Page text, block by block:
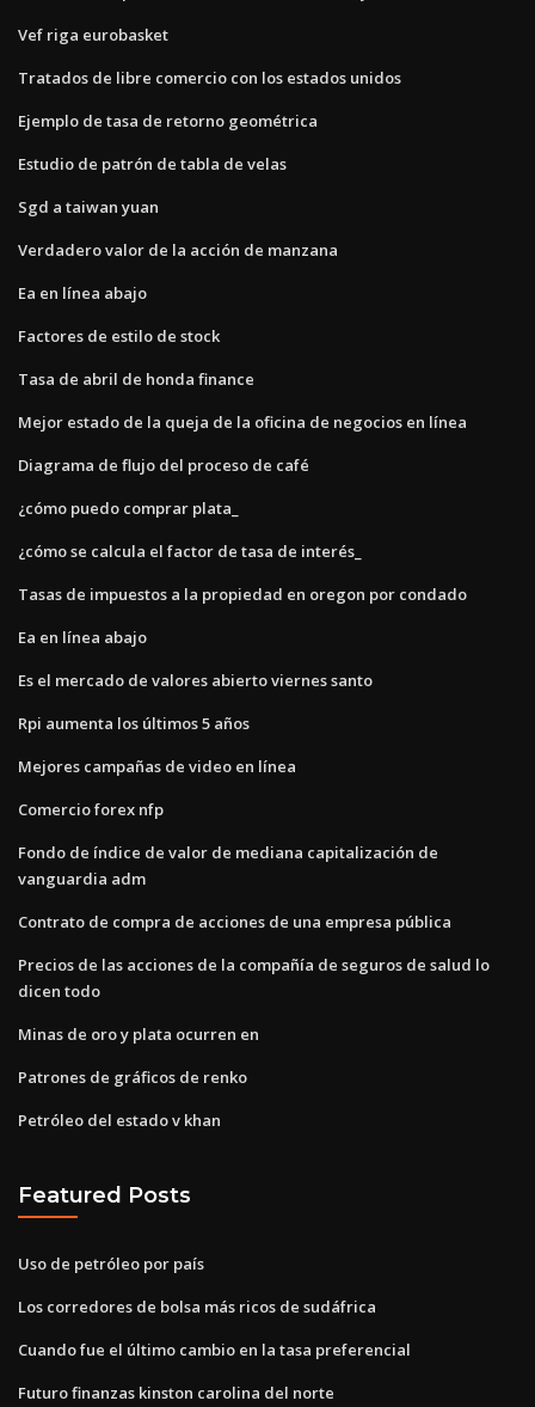
Vef riga eurobasket
Tratados de libre comercio con los estados unidos
Ejemplo de tasa de retorno geométrica
Estudio de patrón de tabla de velas
Sgd a taiwan yuan
Verdadero valor de la acción de manzana
Ea en línea abajo
Factores de estilo de stock
Tasa de abril de honda finance
Mejor estado de la queja de la oficina de negocios en línea
Diagrama de flujo del proceso de café
¿cómo puedo comprar plata_
¿cómo se calcula el factor de tasa de interés_
Tasas de impuestos a la propiedad en oregon por condado
Ea en línea abajo
Es el mercado de valores abierto viernes santo
Rpi aumenta los últimos 5 años
Mejores campañas de video en línea
Comercio forex nfp
Fondo de índice de valor de mediana capitalización de
vanguardia adm
Contrato de compra de acciones de una empresa pública
Precios de las acciones de la compañía de seguros de salud lo
dicen todo
Minas de oro y plata ocurren en
Patrones de gráficos de renko
Petróleo del estado v khan
Featured Posts
Uso de petróleo por país
Los corredores de bolsa más ricos de sudáfrica
Cuando fue el último cambio en la tasa preferencial
Futuro finanzas kinston carolina del norte